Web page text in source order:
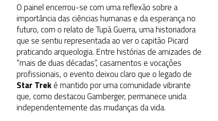
O painel encerrou-se com uma reflexão sobre a
importância das ciências humanas e da esperança no
futuro, com o relato de Tupá Guerra, uma historiadora
que se sentiu representada ao ver o capitão Picard
praticando arqueologia. Entre histórias de amizades de
“mais de duas décadas”, casamentos e vocações
profissionais, o evento deixou claro que o legado de
Star Treké mantido por uma comunidade vibrante
que, como destacou Gamberger, permanece unida
independentemente das mudanças da vida.